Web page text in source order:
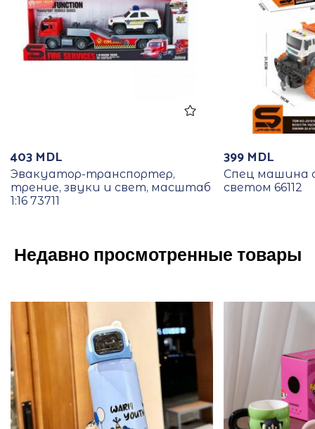
403 MDL
Эвакуатор-транспортер,
трение, звуки и свет, масштаб
1:16 73711
399 MDL
Спец машина
светом 66112
Недавно просмотренные товары